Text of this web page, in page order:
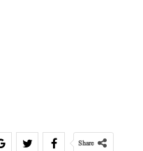
Share